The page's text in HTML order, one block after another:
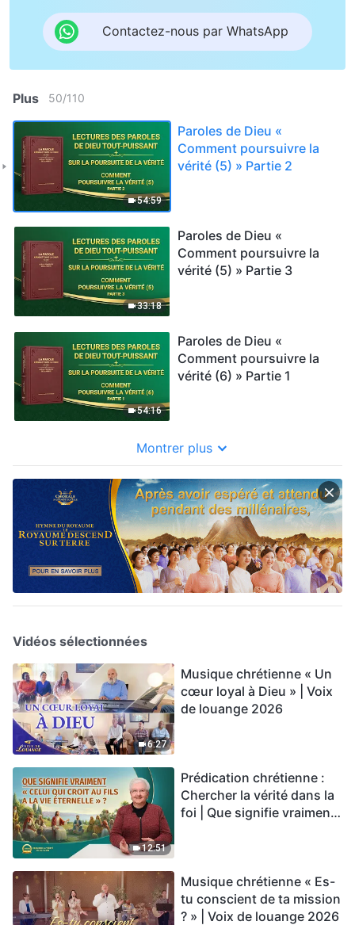
Contactez-nous par WhatsApp
Plus 50/110
54:59
Paroles de Dieu «
Comment poursuivre la
vérité (5) » Partie 2
33:18
Paroles de Dieu «
Comment poursuivre la
vérité (5) » Partie 3
54:16
Paroles de Dieu «
Comment poursuivre la
vérité (6) » Partie 1
Montrer plus
Vidéos sélectionnées
6:27
Musique chrétienne « Un
cœur loyal à Dieu » | Voix
de louange 2026
12:51
Prédication chrétienne :
Chercher la vérité dans la
foi | Que signifie vraiment
Musique chrétienne « Es-
tu conscient de ta mission
? » | Voix de louange 2026